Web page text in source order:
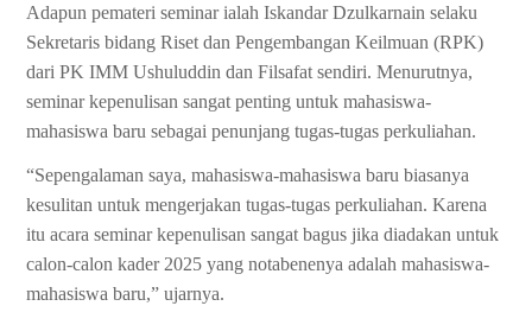
Adapun pemateri seminar ialah Iskandar Dzulkarnain selaku
Sekretaris bidang Riset dan Pengembangan Keilmuan (RPK)
dari PK IMM Ushuluddin dan Filsafat sendiri. Menurutnya,
seminar kepenulisan sangat penting untuk mahasiswa-
mahasiswa baru sebagai penunjang tugas-tugas perkuliahan.
“Sepengalaman saya, mahasiswa-mahasiswa baru biasanya
kesulitan untuk mengerjakan tugas-tugas perkuliahan. Karena
itu acara seminar kepenulisan sangat bagus jika diadakan untuk
calon-calon kader 2025 yang notabenenya adalah mahasiswa-
mahasiswa baru,” ujarnya.